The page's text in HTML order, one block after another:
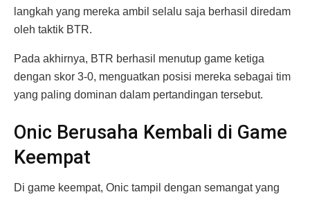
langkah yang mereka ambil selalu saja berhasil diredam
oleh taktik BTR.
Pada akhirnya, BTR berhasil menutup game ketiga
dengan skor 3-0, menguatkan posisi mereka sebagai tim
yang paling dominan dalam pertandingan tersebut.
Onic Berusaha Kembali di Game
Keempat
Di game keempat, Onic tampil dengan semangat yang